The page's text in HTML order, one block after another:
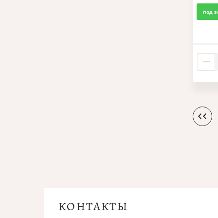
под
КОНТАКТЫ